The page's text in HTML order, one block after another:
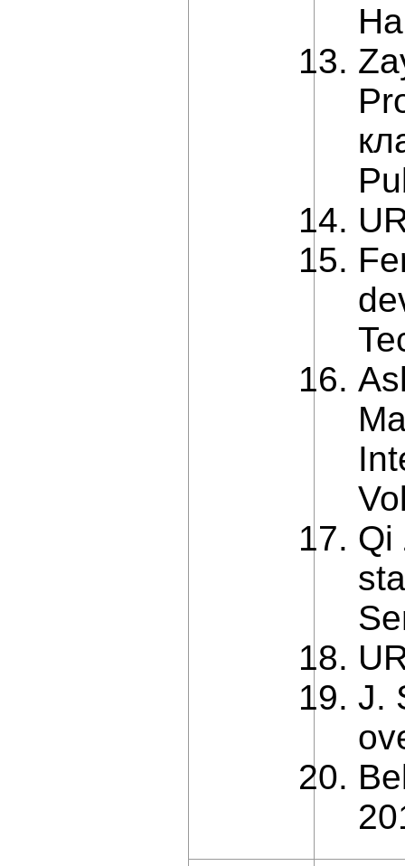
Qi
J.